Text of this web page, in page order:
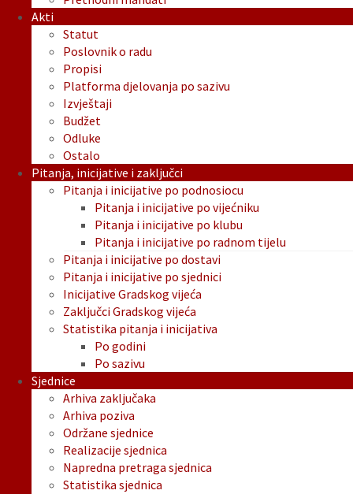
Akti
Statut
Poslovnik o radu
Propisi
Platforma djelovanja po sazivu
Izvještaji
Budžet
Odluke
Ostalo
Pitanja, inicijative i zaključci
Pitanja i inicijative po podnosiocu
Pitanja i inicijative po vijećniku
Pitanja i inicijative po klubu
Pitanja i inicijative po radnom tijelu
Pitanja i inicijative po dostavi
Pitanja i inicijative po sjednici
Inicijative Gradskog vijeća
Zaključci Gradskog vijeća
Statistika pitanja i inicijativa
Po godini
Po sazivu
Sjednice
Arhiva zaključaka
Arhiva poziva
Održane sjednice
Realizacije sjednica
Napredna pretraga sjednica
Statistika sjednica